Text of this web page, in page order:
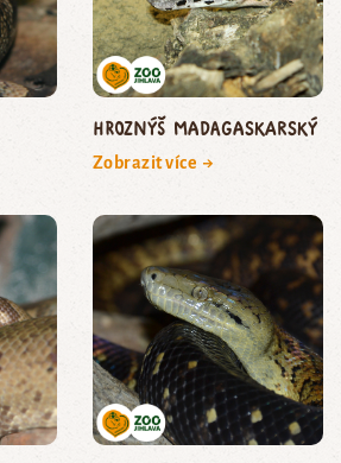
hroznýš madagaskarský
Zobrazit více →